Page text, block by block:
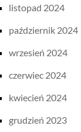
listopad 2024
październik 2024
wrzesień 2024
czerwiec 2024
kwiecień 2024
grudzień 2023